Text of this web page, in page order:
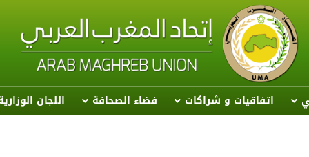
اتفاقيات و شراكات فضاء الصحافة اللجان